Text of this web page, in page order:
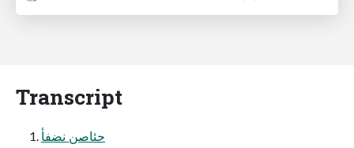
Transcript
حئاصن نضفأ